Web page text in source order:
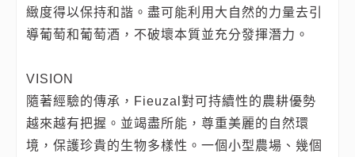
緻度得以保持和諧。盡可能利用大自然的力量去引
導葡萄和葡萄酒，不破壞本質並充分發揮潛力。
VISION
隨著經驗的傳承，Fieuzal對可持續性的農耕優勢
越來越有把握。並竭盡所能，尊重美麗的自然環
境，保護珍貴的生物多樣性。一個小型農場、幾個